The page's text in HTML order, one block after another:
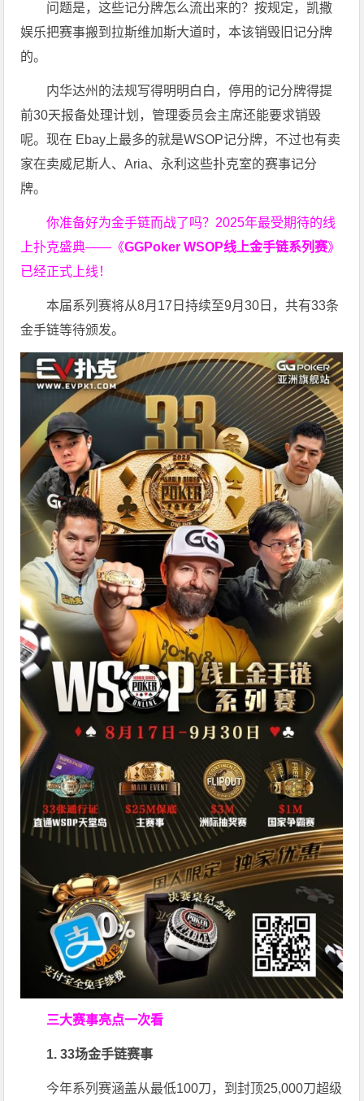
问题是，这些记分牌怎么流出来的？按规定，凯撒
娱乐把赛事搬到拉斯维加斯大道时，本该销毁旧记分牌
的。
内华达州的法规写得明明白白，停用的记分牌得提
前30天报备处理计划，管理委员会主席还能要求销毁
呢。现在 Ebay上最多的就是WSOP记分牌，不过也有卖
家在卖威尼斯人、Aria、永利这些扑克室的赛事记分
牌。
你准备好为金手链而战了吗？2025年最受期待的线
上扑克盛典—— 《GGPoker WSOP线上金手链系列赛》
已经正式上线！
本届系列赛将从8月17日持续至9月30日，共有33条
金手链等待颁发。
三大赛事亮点一次看
1. 33场金手链赛事
今年系列赛涵盖从最低100刀，到封顶25,000刀超级